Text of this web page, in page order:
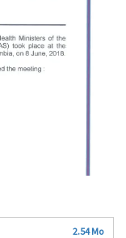
2.54 Mo